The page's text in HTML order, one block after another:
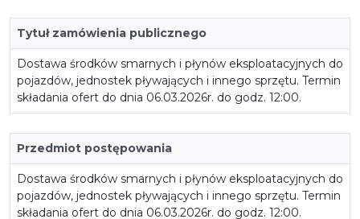
Tytuł zamówienia publicznego
Dostawa środków smarnych i płynów eksploatacyjnych do
pojazdów, jednostek pływających i innego sprzętu. Termin
składania ofert do dnia 06.03.2026r. do godz. 12:00.
Przedmiot postępowania
Dostawa środków smarnych i płynów eksploatacyjnych do
pojazdów, jednostek pływających i innego sprzętu. Termin
składania ofert do dnia 06.03.2026r. do godz. 12:00.